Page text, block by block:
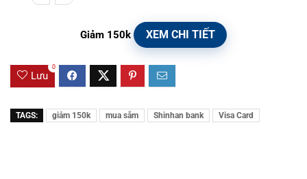
Giảm 150k XEM CHI TIẾT
Lưu
0
TAGS: giảm 150k mua sắm Shinhan bank Visa Card